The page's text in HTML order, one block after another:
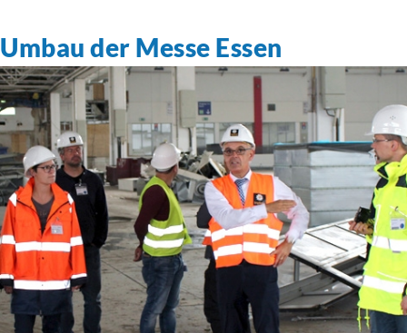
Umbau der Messe Essen